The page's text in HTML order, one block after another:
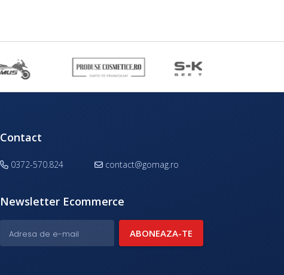
Contact
0372-570.824 contact@gomag.ro
Newsletter Ecommerce